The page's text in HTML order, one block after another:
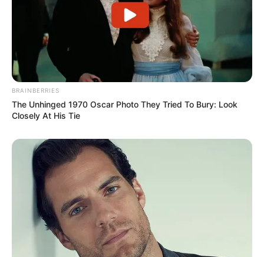
Auf einigen Seiten dieses Projektes sind Affiliate-
Angebote integriert. Wenn etwas darüber gebucht oder
gekauft wird, ist das eine Unterstützung, ohne dass sich
dadurch der Preis ändert.
BRAINBERRIES
The Unhinged 1970 Oscar Photo They Tried To Bury: Look
Closely At His Tie